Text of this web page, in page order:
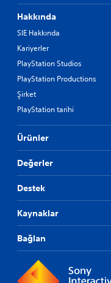
Hakkında
SIE Hakkında
Kariyerler
PlayStation Studios
PlayStation Productions
Şirket
PlayStation tarihi
Ürünler
Değerler
Destek
Kaynaklar
Bağlan